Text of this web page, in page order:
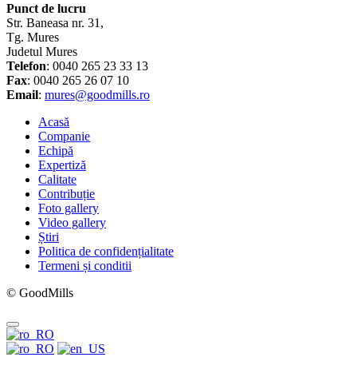
Punct de lucru
Str. Baneasa nr. 31,
Tg. Mures
Judetul Mures
Telefon: 0040 265 23 33 13
Fax: 0040 265 26 07 10
Email: mures@goodmills.ro
Acasă
Companie
Echipă
Expertiză
Calitate
Contribuție
Foto gallery
Video gallery
Știri
Politica de confidențialitate
Termeni și conditii
© GoodMills